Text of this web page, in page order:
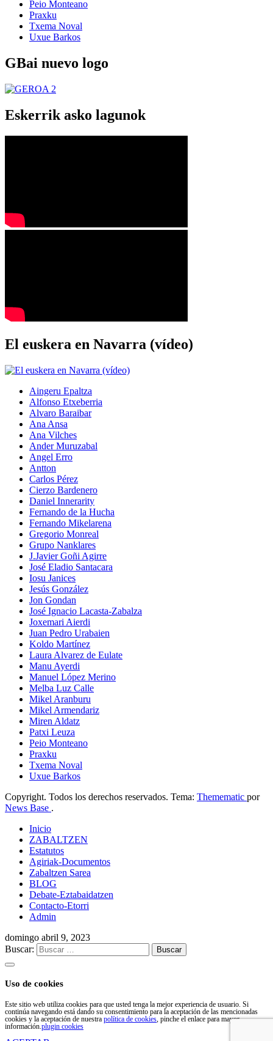
Peio Monteano
Praxku
Txema Noval
Uxue Barkos
GBai nuevo logo
Eskerrik asko lagunok
El euskera en Navarra (vídeo)
Aingeru Epaltza
Alfonso Etxeberria
Alvaro Baraibar
Ana Ansa
Ana Vilches
Ander Muruzabal
Angel Erro
Antton
Carlos Pérez
Cierzo Bardenero
Daniel Innerarity
Fernando de la Hucha
Fernando Mikelarena
Gregorio Monreal
Grupo Nanklares
J.Javier Goñi Agirre
José Eladio Santacara
Iosu Janices
Jesús González
Jon Gondan
José Ignacio Lacasta-Zabalza
Joxemari Aierdi
Juan Pedro Urabaien
Koldo Martínez
Laura Alvarez de Eulate
Manu Ayerdi
Manuel López Merino
Melba Luz Calle
Mikel Aranburu
Mikel Armendariz
Miren Aldatz
Patxi Leuza
Peio Monteano
Praxku
Txema Noval
Uxue Barkos
Copyright. Todos los derechos reservados. Tema: Themematic por
News Base .
Inicio
ZABALTZEN
Estatutos
Agiriak-Documentos
Zabaltzen Sarea
BLOG
Debate-Eztabaidatzen
Contacto-Etorri
Admin
domingo abril 9, 2023
Buscar:
Uso de cookies
Este sitio web utiliza cookies para que usted tenga la mejor experiencia de usuario. Si
continúa navegando está dando su consentimiento para la aceptación de las mencionadas
cookies y la aceptación de nuestra política de cookies , pinche el enlace para mayor
información. plugin cookies